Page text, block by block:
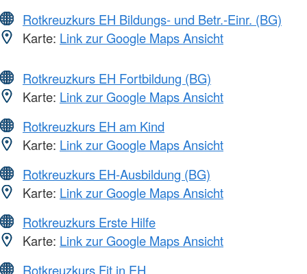
Rotkreuzkurs EH Bildungs- und Betr.-Einr. (BG)
Karte: Link zur Google Maps Ansicht
Rotkreuzkurs EH Fortbildung (BG)
Karte: Link zur Google Maps Ansicht
Rotkreuzkurs EH am Kind
Karte: Link zur Google Maps Ansicht
Rotkreuzkurs EH-Ausbildung (BG)
Karte: Link zur Google Maps Ansicht
Rotkreuzkurs Erste Hilfe
Karte: Link zur Google Maps Ansicht
Rotkreuzkurs Fit in EH